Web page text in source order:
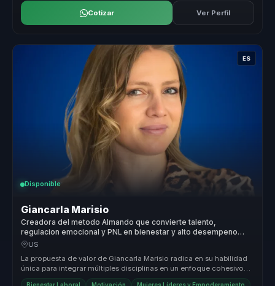
Cotizar Ver Perfil
ES
Disponible
Giancarla Marisio
Creadora del metodo Almando que convierte talento,
regulacion emocional y PNL en bienestar y alto desempeno
para lideres.
US
La propuesta de valor de Giancarla Marisio radica en su habilidad
única para integrar múltiples disciplinas en un enfoque cohesivo
que pr...